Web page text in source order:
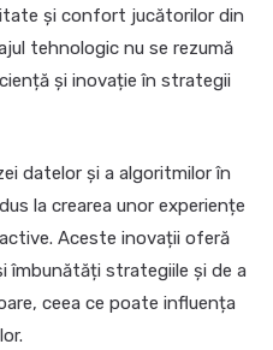
și confort jucătorilor din
tehnologic nu se rezumă
și inovație în strategii
datelor și a algoritmilor în
la crearea unor experiențe
Aceste inovații oferă
strategiile și de a
ceea ce poate influența